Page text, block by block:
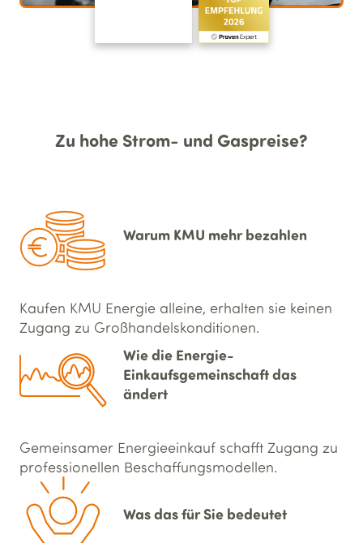
Zu hohe Strom- und Gaspreise?
Warum KMU mehr bezahlen
Kaufen KMU Energie alleine, erhalten sie keinen
Zugang zu Groß­handels­konditionen.
Wie die Energie-
Einkaufsgemeinschaft das
ändert
Gemeinsamer Energieeinkauf schafft Zugang zu
professionellen Beschaffungsmodellen.
Was das für Sie bedeutet